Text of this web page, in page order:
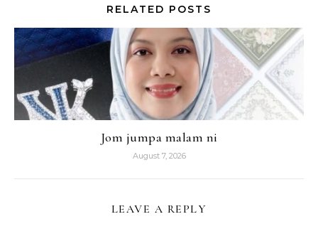
RELATED POSTS
Jom jumpa malam ni
August 7, 2026
LEAVE A REPLY